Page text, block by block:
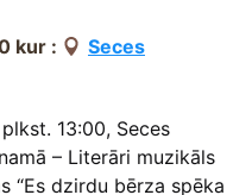
kur :
Seces
13:00, Seces
– Literāri muzikāls
“Es dzirdu bērza spēka